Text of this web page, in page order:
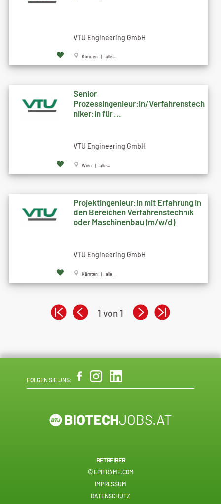
VTU Engineering GmbH
Kärnten | alle...
Senior
Prozessingenieur:in/Verfahrenstech
niker:in für ...
VTU Engineering GmbH
Wien | alle...
Projektingenieur:in mit Erfahrung in
den Bereichen Verfahrenstechnik
oder Maschinenbau (m/w/d)
VTU Engineering GmbH
Kärnten | alle...
1 von 1
FOLGEN SIE UNS:
BETREIBER
© EPIFRAME.COM
IMPRESSUM
DATENSCHUTZ